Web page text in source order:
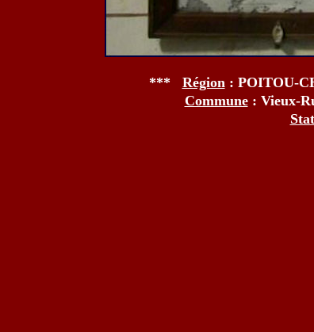
*** Région: POITOU-
Commune: Vieux-